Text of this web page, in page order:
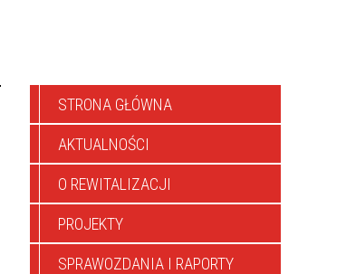
STRONA GŁÓWNA
AKTUALNOŚCI
O REWITALIZACJI
PROJEKTY
SPRAWOZDANIA I RAPORTY